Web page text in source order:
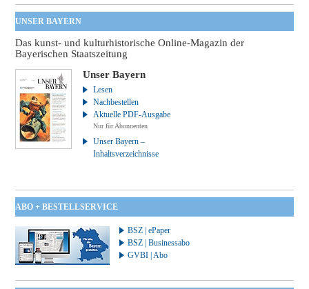
UNSER BAYERN
Das kunst- und kulturhistorische Online-Magazin der
Bayerischen Staatszeitung
Unser Bayern
Lesen
Nachbestellen
Aktuelle PDF-Ausgabe
Nur für Abonnenten
Unser Bayern –
Inhaltsverzeichnisse
ABO + BESTELLSERVICE
BSZ | ePaper
BSZ | Businessabo
GVBI | Abo